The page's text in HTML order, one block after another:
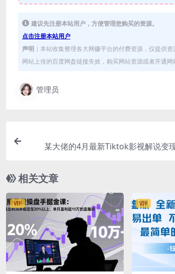
建议先注册本站用户，方便管理您购买的资源。
点击注册本站用户
声明： 本站收集整理各大网赚平台的付费资源，仅提供
网站上传的百度网盘链接失效，购买网站资源或者开通
管理员
某大佬的4月最新Tiktok影视解说变
相关文章
VIP VIP